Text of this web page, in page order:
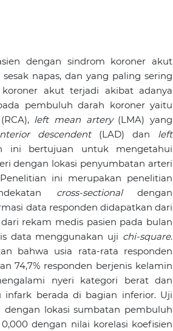
dengan sindrom koroner akut
napas, dan yang paling sering
akut terjadi akibat adanya
pembuluh darah koroner yaitu
left mean artery(LMA) yang
descendent(LAD) dan left
ini bertujuan untuk mengetahui
dengan lokasi penyumbatan arteri
ini merupakan penelitian
cross-sectionaldengan
data responden didapatkan dari
rekam medis pasien pada bulan
data menggunakan uji chi-square.
bahwa usia rata-rata responden
74,7% responden berjenis kelamin
nyeri kategori berat dan
infark berada di bagian inferior. Uji
lokasi sumbatan pembuluh
dengan nilai korelasi koefisien